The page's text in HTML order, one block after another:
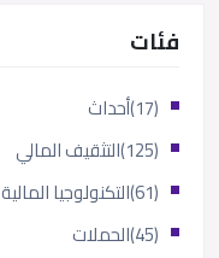
فئات
أحداث
(17)
التثقيف المالي
(125)
التكنولوجيا المالية
(61)
الحملات
(45)